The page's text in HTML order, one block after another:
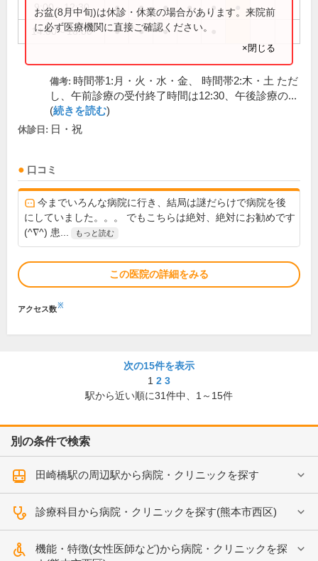
9:00～12:30 ● ● ● ● ●
14:00～18:00 ● ● ●
お盆(8月中旬)は休診・休業の場合があります。来院前
に必ず医療機関に直接ご確認ください。
×閉じる
備考: 時間帯1:月・火・水・金、 時間帯2:木・土 ただ
し、午前診療の受付終了時間は12:30、午後診療の...
(続きを読む)
休診日: 日・祝
口コミ
今までいろんな病院に行き、結局は謎だらけで病院を後
にしていました。。。 でもこちらは絶対、絶対にお勧めです
(^∇^) 患...
もっと読む
この医院の詳細をみる
アクセス数※
次の15件を表示
1 2 3
駅から近い順に31件中、 1～15件
別の条件で検索
田崎橋駅の周辺駅から病院・クリニックを探す
診療科目から病院・クリニックを探す(熊本市西区)
機能・特徴(女性医師など)から病院・クリニックを探